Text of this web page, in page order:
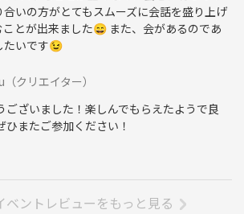
いの方がとてもスムーズに会話を盛り上げ
とが出来ました😄 また、会があるのであ
たいです😉
（クリエイター）
ございました！楽しんでもらえたようで良
ひまたご参加ください！
ベントレビューをもっと見る